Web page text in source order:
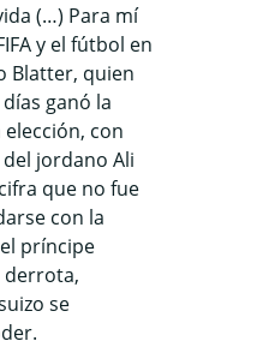
(…) Para mí
y el fútbol en
Blatter, quien
ganó la
con
jordano Ali
que no fue
con la
príncipe
derrota,
se